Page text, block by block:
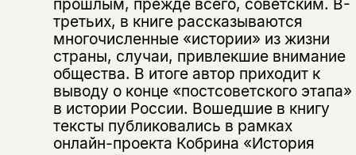
прошлым, прежде всего, советским. В-
третьих, в книге рассказываются
многочисленные «истории» из жизни
страны, случаи, привлекшие внимание
общества. В итоге автор приходит к
выводу о конце «постсоветского этапа»
в истории России. Вошедшие в книгу
тексты публиковались в рамках
онлайн-проекта Кобрина «История